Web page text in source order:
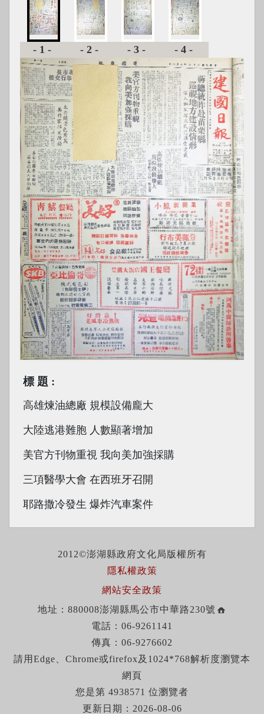
-1- -2- -3- -4-
標題
高雄煉油總廠 規模設備龐大
大陸逃港難胞 人數顯著增加
美官方刊物重視 我向美加強採購
三項醫學大會 在西班牙召開
耶路撒冷發生 爆炸汽車案件
2012©澎湖縣政府文化局版權所有
隱私權政策
網站安全政策
地址：880008澎湖縣馬公市中華路230號
電話：06-9261141
傳真：06-9276602
請用Edge、Chrome或firefox及1024*768解析度瀏覽本
網頁
您是第 4938571 位瀏覽者
更新日期：2026-08-06